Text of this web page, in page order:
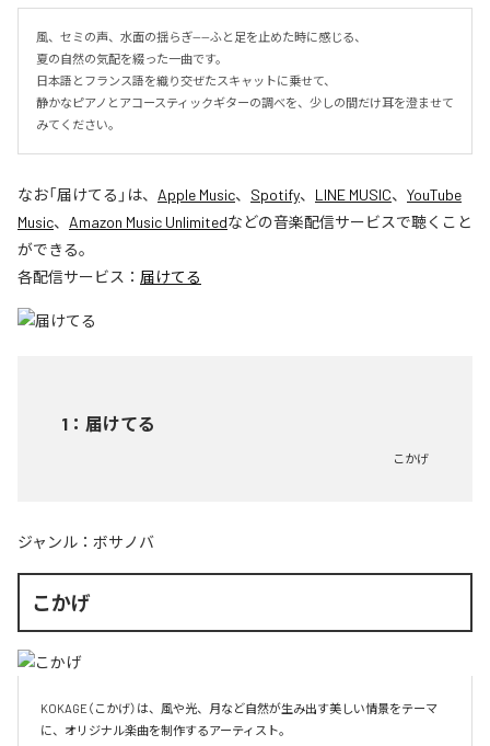
風、セミの声、水面の揺らぎ——ふと足を止めた時に感じる、
夏の自然の気配を綴った一曲です。
日本語とフランス語を織り交ぜたスキャットに乗せて、
静かなピアノとアコースティックギターの調べを、少しの間だけ耳を澄ませて
みてください。
なお「届けてる 」は、 Apple Music、 Spotify、 LINE MUSIC、 YouTube
Music、 Amazon Music Unlimitedなどの音楽配信サービスで聴くこと
ができる。
各配信サービス： 届けてる
1 ： 届けてる
こかげ
ジャンル： ボサノバ
こかげ
KOKAGE（こかげ）は、風や光、月など自然が生み出す美しい情景をテーマ
に、オリジナル楽曲を制作するアーティスト。